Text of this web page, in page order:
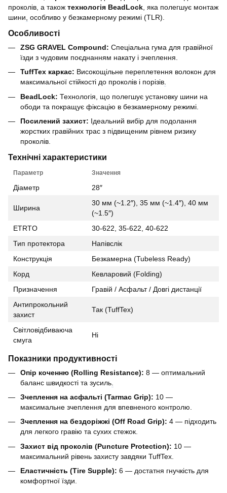
проколів, а також технологія BeadLock , яка полегшує монтаж
шини особливо у безкамерному режимі (TLR).
Особливості
ZSG GRAVEL Compound: Спеціальна гума для гравійної
їзди з чудовим поєднанням накату і зчеплення.
TuffTex каркас: Високощільне переплетення волокон для
максимальної стійкості до проколів і порізів
BeadLock: Технологія, що полегшує установку шини на
ободи та покращує фіксацію в безкамерному режимі.
Посилений захист: Ідеальний вибір для подолання
жорстких гравійних трас з підвищеним рівнем ризику
проколів.
Технічні характеристики
Параметр Значення
Діаметр 28″
Ширина
30 мм (~1.2″), 35 мм (~1.4″), 40 мм
(~1.5″)
ETRTO
30-622, 35-622, 40-622
Тип протектора
Напівслік
Конструкція
Безкамерна (Tubeless Ready)
Корд
Кевларовий (Folding)
Призначення
Гравій / Асфальт / Довгі дистанції
Антипрокольний
захист
Так (TuffTex)
Світловідбиваюча
смуга
Ні
Показники продуктивності
Опір коченню (Rolling Resistance): 8 — оптимальний
баланс швидкості та зусиль
Зчеплення на асфальті (Tarmac Grip): 10 —
максимальне зчеплення для впевненого контролю.
Зчеплення на бездоріжжі (Off Road Grip): 4 — підходить
для легкого гравію та сухих стежок.
Захист від проколів (Puncture Protection): 10 —
максимальний рівень захисту завдяки TuffTex.
Еластичність (Tire Supple): 6 — достатня гнучкість для
комфортної їзди.